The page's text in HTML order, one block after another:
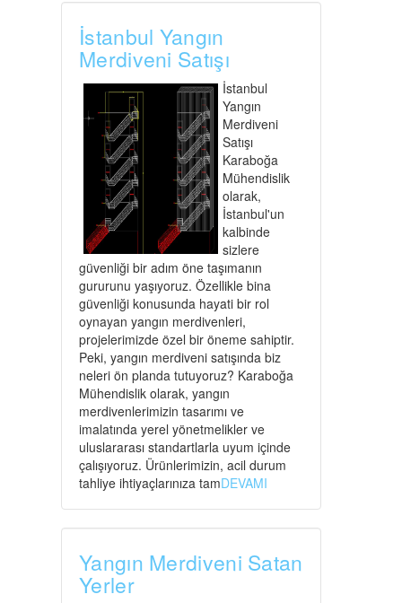
İstanbul Yangın
Merdiveni Satışı
İstanbul
Yangın
Merdiveni
Satışı
Karaboğa
Mühendislik
olarak,
İstanbul'un
kalbinde
sizlere
güvenliği bir adım öne taşımanın
gururunu yaşıyoruz. Özellikle bina
güvenliği konusunda hayati bir rol
oynayan yangın merdivenleri,
projelerimizde özel bir öneme sahiptir.
Peki, yangın merdiveni satışında biz
neleri ön planda tutuyoruz? Karaboğa
Mühendislik olarak, yangın
merdivenlerimizin tasarımı ve
imalatında yerel yönetmelikler ve
uluslararası standartlarla uyum içinde
çalışıyoruz. Ürünlerimizin, acil durum
tahliye ihtiyaçlarınıza tamDEVAMI
Yangın Merdiveni Satan
Yerler